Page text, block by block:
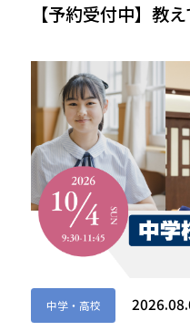
【予約受付中】教
中学・高校